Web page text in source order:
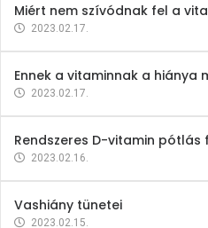
Miért nem szívódnak fel a
2023.02.17.
Ennek a vitaminnak a hiánya
2023.02.17.
Rendszeres D-vitamin
2023.02.16.
Vashiány tünetei
2023.02.15.